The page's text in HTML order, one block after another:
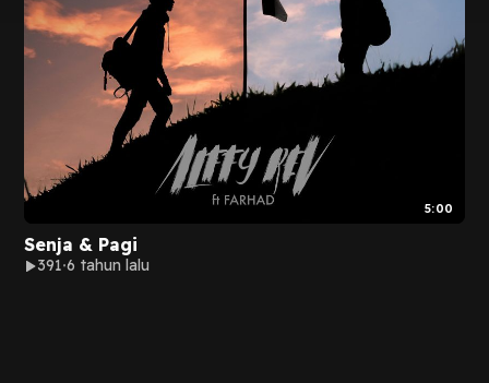
5:00
Senja & Pagi
391 6 tahun lalu